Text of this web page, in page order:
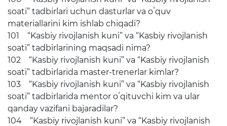
soati” tadbirlari uchun dasturlar va oʻquv
materiallarini kim ishlab chiqadi?
101 “Kasbiy rivojlanish kuni” va “Kasbiy rivojlanish
soati” tadbirlarining maqsadi nima?
102 “Kasbiy rivojlanish kuni” va “Kasbiy rivojlanish
soati” tadbirlarida master-trenerlar kimlar?
103 “Kasbiy rivojlanish kuni” va “Kasbiy rivojlanish
soati” tadbirlarida mentor oʻqituvchi kim va ular
qanday vazifani bajaradilar?
104 “Kasbiy rivojlanish kuni” va “Kasbiy rivojlanish